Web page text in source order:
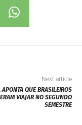
Next article
APONTA QUE BRASILEIROS
VIAJAR NO SEGUNDO
SEMESTRE